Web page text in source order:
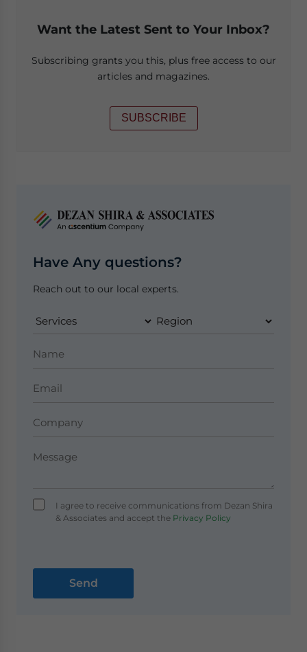
Want the Latest Sent to Your Inbox?
Subscribing grants you this, plus free access to our
articles and magazines.
SUBSCRIBE
Have Any questions?
Reach out to our local experts.
I agree to receive communications from Dezan Shira
& Associates and accept thePrivacy Policy